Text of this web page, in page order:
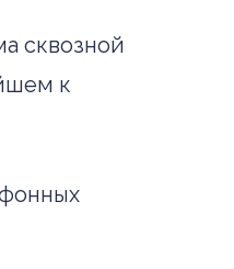
сквозной
к